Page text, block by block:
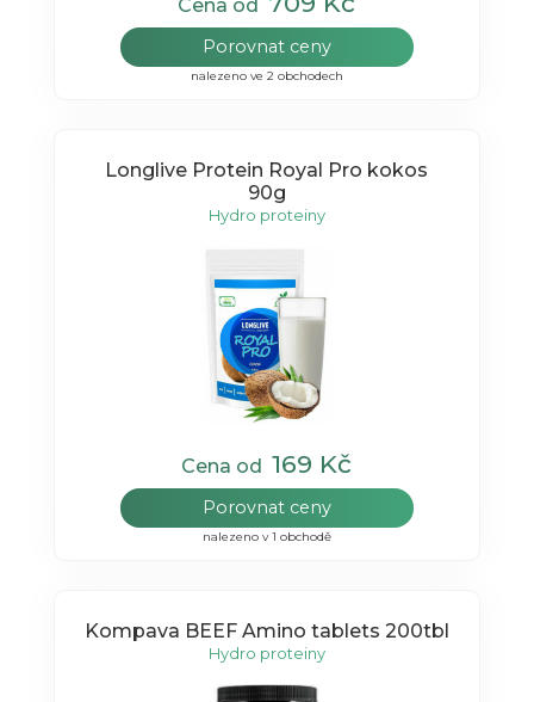
Cena od
Porovnat ceny
nalezeno ve 2 obchodech
Longlive Protein Royal Pro kokos
90g
Hydro proteiny
Cena od169 Kč
Porovnat ceny
nalezeno v 1 obchodě
Kompava BEEF Amino tablets 200tbl
Hydro proteiny